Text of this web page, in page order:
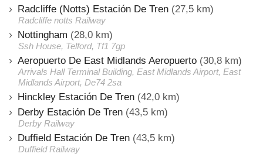
Radcliffe (Notts) Estación De Tren (27,5 km)
Radcliffe notts Railway
Nottingham (28,0 km)
Ssh House, Telford, Tf1 7gp
Aeropuerto De East Midlands Aeropuerto (30,8 km)
Arrivals Hall Terminal Building, East Midlands Airport, East
Midlands Airport, De74 2sa
Hinckley Estación De Tren (42,0 km)
Derby Estación De Tren (43,5 km)
Derby Railway
Duffield Estación De Tren (43,5 km)
Duffield Railway